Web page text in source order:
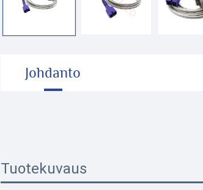
Johdanto
Tuotekuvaus